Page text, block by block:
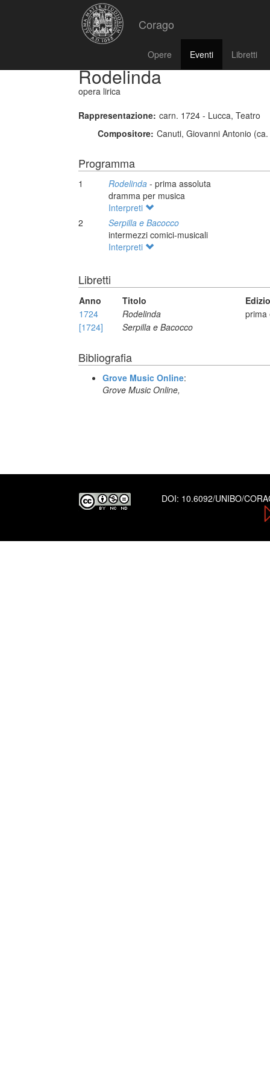
Corago
Opere Eventi Libretti
Rodelinda
opera lirica
Rappresentazione: carn. 1724 - Lucca, Teatro
Compositore: Canuti, Giovanni Antonio
Programma
1 Rodelinda - prima assoluta
dramma per musica
Interpreti
2
Serpilla e Bacocco
intermezzi comici-musicali
Interpreti
Libretti
Anno Titolo
1724
Rodelinda
prima
[1724]
Serpilla e Bacocco
Bibliografia
Grove Music Online:
Grove Music Online,
DOI: 10.6092/UNIBO/